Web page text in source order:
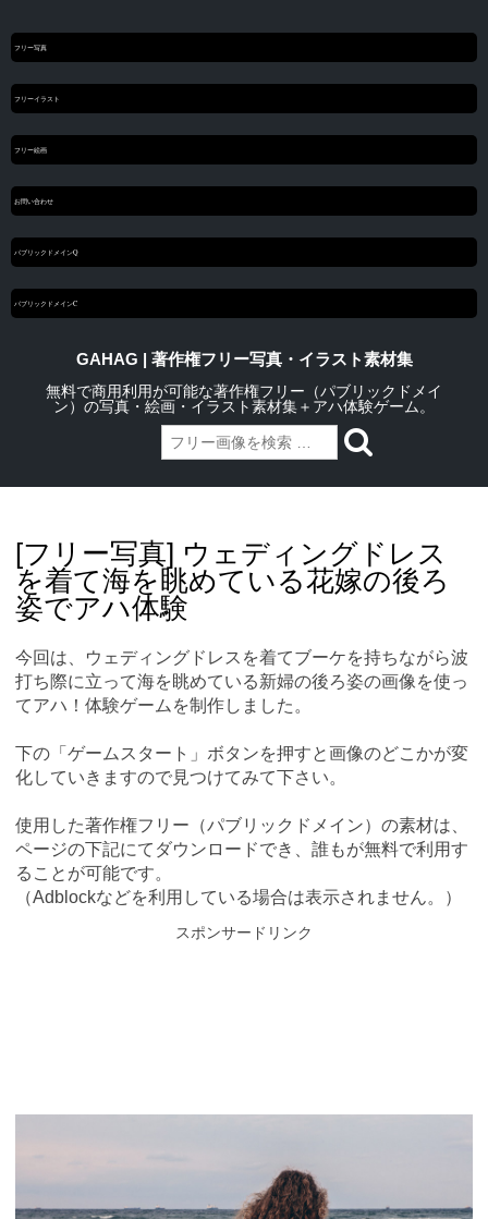
フリー写真
フリーイラスト
フリー絵画
お問い合わせ
パブリックドメインQ
パブリックドメインC
GAHAG | 著作権フリー写真・イラスト素材集
無料で商用利用が可能な著作権フリー（パブリックドメイ
ン）の写真・絵画・イラスト素材集＋アハ体験ゲーム。
content[フリー写真] ウェディングドレス
を着て海を眺めている花嫁の後ろ
姿でアハ体験
今回は、ウェディングドレスを着てブーケを持ちながら波
打ち際に立って海を眺めている新婦の後ろ姿の画像を使っ
てアハ！体験ゲームを制作しました。
下の「ゲームスタート」ボタンを押すと画像のどこかが変
化していきますので見つけてみて下さい。
使用した著作権フリー（パブリックドメイン）の素材は、
ページの下記にてダウンロードでき、誰もが無料で利用す
ることが可能です。
（Adblockなどを利用している場合は表示されません。）
スポンサードリンク